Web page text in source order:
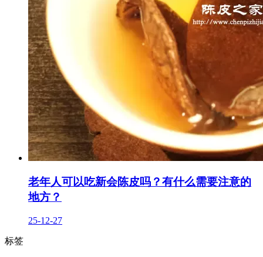
老年人可以吃新会陈皮吗？有什么需要注意的
地方？
25-12-27
标签